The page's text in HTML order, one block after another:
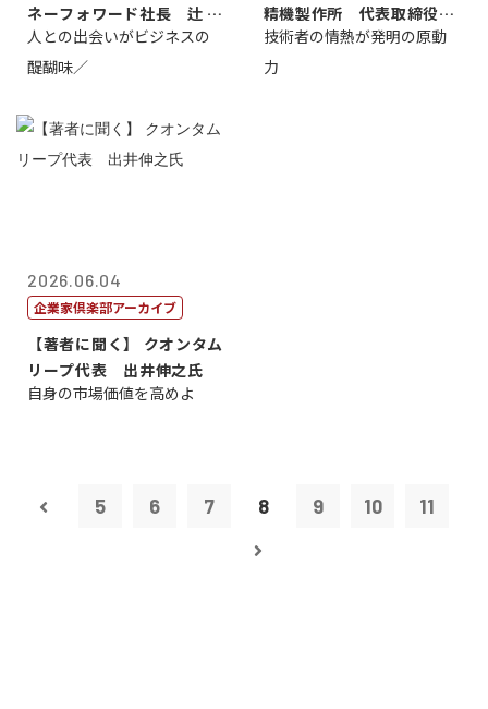
ネーフォワード社長 辻 庸
介
人との出会いがビジネスの
醍醐味／
精機製作所 代表取締役
社 長 島 正...
技術者の情熱が発明の原動
力
2026.06.04
企業家倶楽部アーカイブ
【著者に聞く】 クオンタム
リープ代表 出井伸之氏
自身の市場価値を高めよ
5 6 7 8 9 10 11